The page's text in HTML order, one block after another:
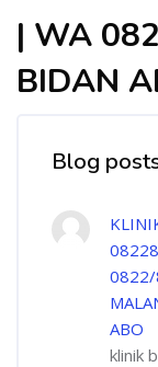
| WA
BIDAN
Blog
0822/
ABO
klinik